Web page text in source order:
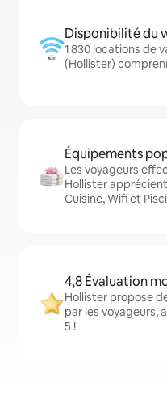
Disponibilité du
1 830 locations de
(Hollister)
Équipements
Les voyageurs
Hollister
Cuisine, Wifi et
4,8 Évaluation
Hollister propose
par les voyageurs,
5 !